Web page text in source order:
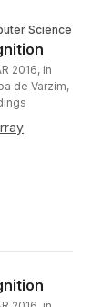
Science
2016, in
de Varzim,